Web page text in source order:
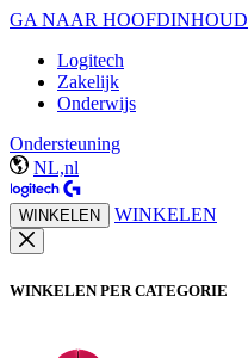
GA NAAR HOOFDINHOUD
Logitech
Zakelijk
Onderwijs
Ondersteuning
NL,nl
WINKELEN WINKELEN
WINKELEN PER CATEGORIE